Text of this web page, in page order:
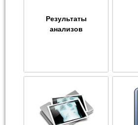
Результаты
анализов